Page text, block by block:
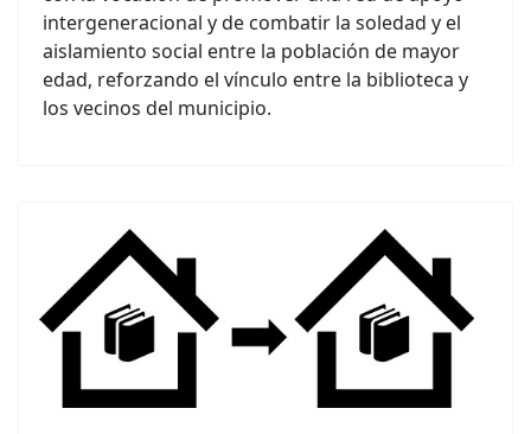
intergeneracional y de combatir la soledad y el
aislamiento social entre la población de mayor
edad, reforzando el vínculo entre la biblioteca y
los vecinos del municipio.